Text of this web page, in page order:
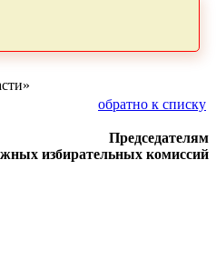
обратно к списку
Председателям
комиссий